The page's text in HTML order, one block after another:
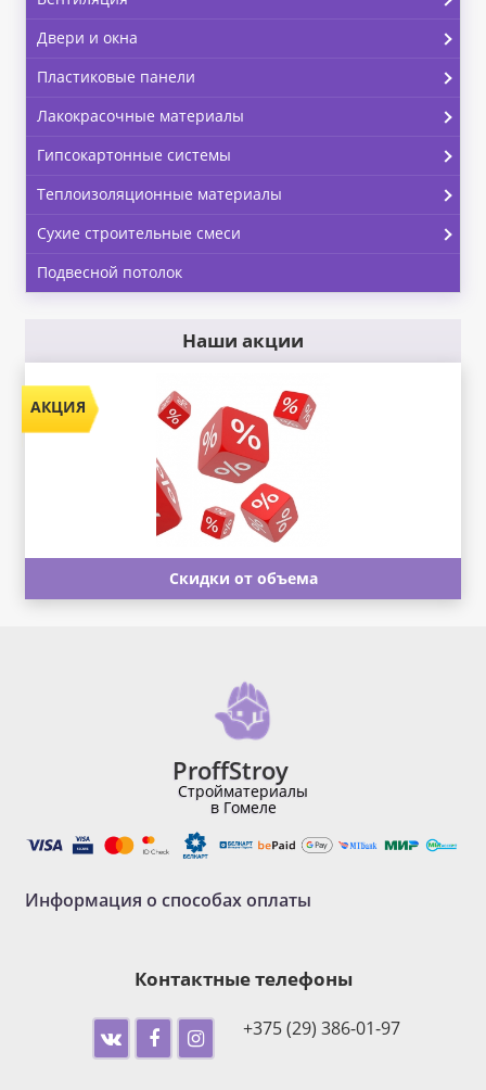
Двери и окна
Пластиковые панели
Лакокрасочные материалы
Гипсокартонные системы
Теплоизоляционные материалы
Сухие строительные смеси
Подвесной потолок
Наши акции
Скидки от объема
ProffStroy
Стройматериалы
в Гомеле
Информация о способах оплаты
Контактные телефоны
+375 (29) 386-01-97